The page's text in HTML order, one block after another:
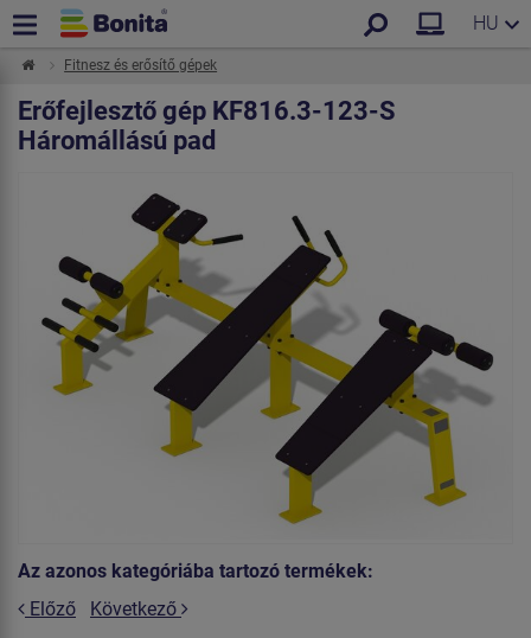
HU
Fitnesz és erősítő gépek
Erőfejlesztő gép KF816.3-123-S
Háromállású pad
Az azonos kategóriába tartozó termékek:
Előző
Következő